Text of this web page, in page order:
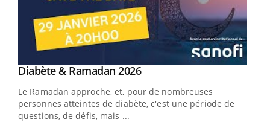
Youtube
Diabète & Ramadan 2026Youtube
Le Ramadan approche, et, pour de nombreuses
personnes atteintes de diabète, c'est une période de
questions, de défis, mais ...